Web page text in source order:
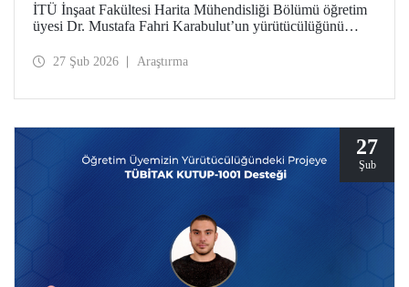
İTÜ İnşaat Fakültesi Harita Mühendisliği Bölümü öğretim
üyesi Dr. Mustafa Fahri Karabulut’un yürütücülüğünü
Programı kapsamında desteğe değer görüldü.
27 Şub 2026 Araştırma
27
Şub